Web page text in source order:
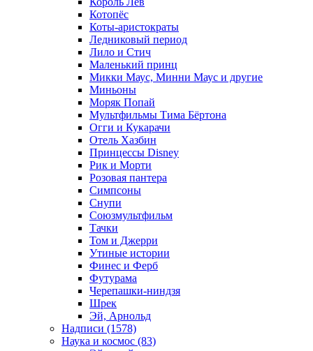
Котопёс
Коты-аристократы
Ледниковый период
Лило и Стич
Маленький принц
Микки Маус, Минни Маус и другие
Миньоны
Моряк Попай
Мультфильмы Тима Бёртона
Огги и Кукарачи
Отель Хазбин
Принцессы Disney
Рик и Морти
Розовая пантера
Симпсоны
Снупи
Союзмультфильм
Тачки
Том и Джерри
Утиные истории
Финес и Ферб
Футурама
Черепашки-ниндзя
Шрек
Эй, Арнольд
Надписи (1578)
Наука и космос (83)